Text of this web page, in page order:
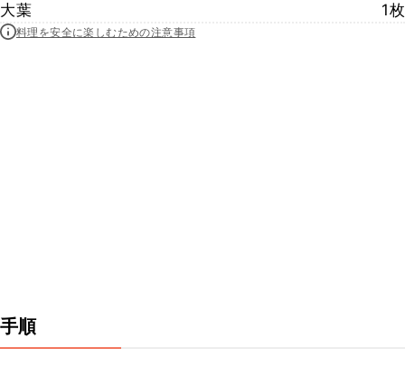
大葉
1枚
料理を安全に楽しむための注意事項
手順